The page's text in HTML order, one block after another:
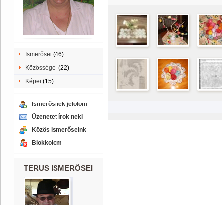
Ismerősei (46)
Közösségei (22)
Képei (15)
Ismerősnek jelölöm
Üzenetet írok neki
Közös ismerőseink
Blokkolom
TERUS ISMERŐSEI